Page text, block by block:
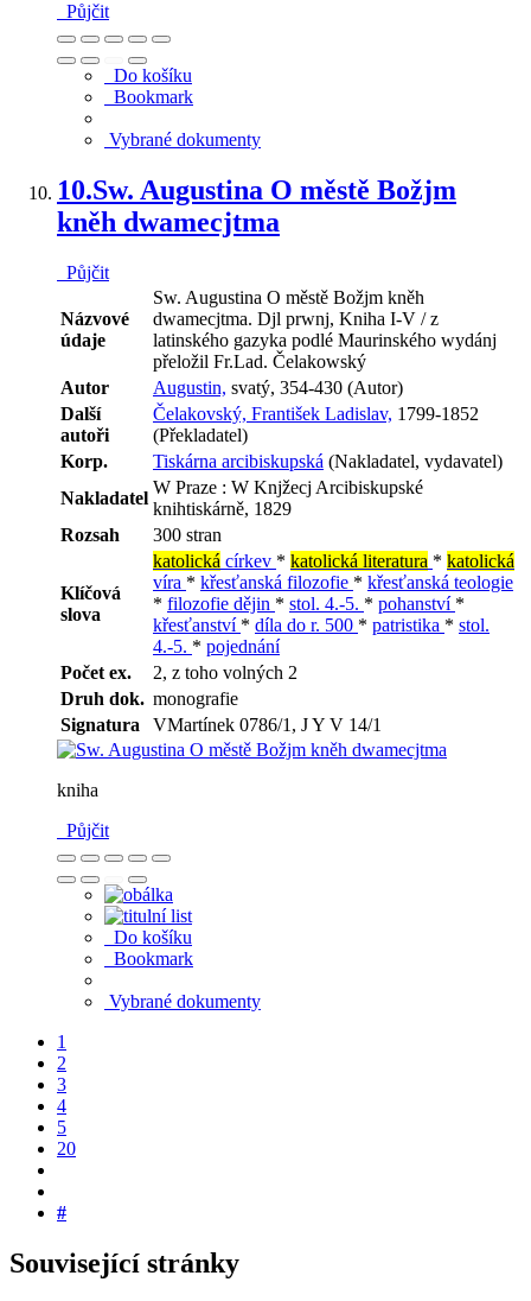
Půjčit
Do košíku
Bookmark
Vybrané dokumenty
10.Sw. Augustina O městě Božjm
kněh dwamecjtma
Půjčit
Názvové
údaje
Sw. Augustina O městě Božjm kněh
dwamecjtma. Djl prwnj, Kniha I-V / z
latinského gazyka podlé Maurinského wydánj
přeložil Fr.Lad. Čelakowský
Autor
Augustin, svatý, 354-430 (Autor)
Další
autoři
Čelakovský, František Ladislav, 1799-1852
(Překladatel)
Korp.
Tiskárna arcibiskupská (Nakladatel, vydavatel)
Nakladatel
W Praze : W Knjžecj Arcibiskupské
knihtiskárně, 1829
Rozsah
300 stran
Klíčová
slova
katolická církev * katolická literatura * katolická
víra * křesťanská filozofie * křesťanská teologie
* filozofie dějin * stol. 4.-5. * pohanství *
křesťanství * díla do r. 500 * patristika * stol.
4.-5. * pojednání
Počet ex.
2, z toho volných 2
Druh dok. monografie
Signatura
VMartínek 0786/1, J Y V 14/1
kniha
Půjčit
Do košíku
Bookmark
Vybrané dokumenty
1
2
3
4
5
20
#
Související stránky